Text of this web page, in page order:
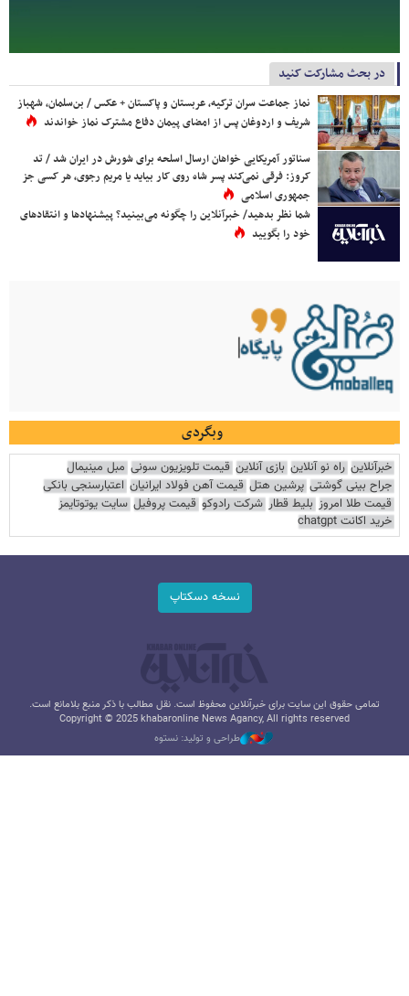
در بحث مشارکت کنید
نماز جماعت سران ترکیه، عربستان و پاکستان + عکس / بن‌سلمان، شهباز
شریف و اردوغان پس از امضای پیمان دفاع مشترک نماز خواندند
سناتور آمریکایی خواهان ارسال اسلحه برای شورش در ایران شد / تد
کروز: فرقی نمی‌کند پسر شاه روی کار بیاید یا مریم رجوی، هر کسی جز
جمهوری اسلامی
شما نظر بدهید/ خبرآنلاین را چگونه می‌بینید؟ پیشنهادها و انتقادهای
خود را بگویید
وبگردی
خبرآنلاین راه نو آنلاین بازی آنلاین قیمت تلویزیون سونی مبل مینیمال
جراح بینی گوشتی پرشین هتل قیمت آهن فولاد ایرانیان اعتبارسنجی بانکی
قیمت طلا امروز بلیط قطار شرکت رادوکو قیمت پروفیل سایت یوتوتایمز
خرید اکانت chatgpt
نسخه دسکتاپ
تمامی حقوق این سایت برای خبرآنلاین محفوظ است. نقل مطالب با ذکر منبع بلامانع است.
Copyright © 2025 khabaronline News Agancy, All rights reserved
طراحی و تولید: نستوه